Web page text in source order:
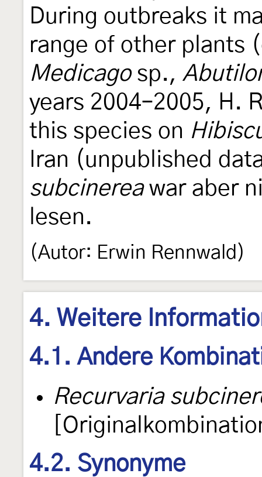
During outbreaks it
range of other plants
Medicagosp.,
years 2004–2005, H.
this species on
Iran (unpublished
subcinereawar aber
lesen.
(Autor: Erwin Rennwald)
4. Weitere
4.1. Andere
Recurvaria
4.2. Synonyme